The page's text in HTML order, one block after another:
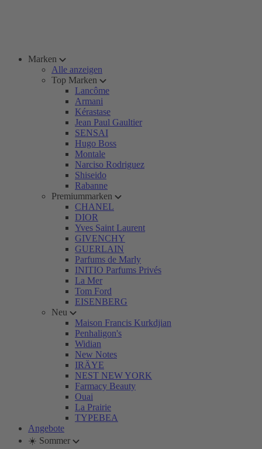
Marken
Alle anzeigen
Top Marken
Lancôme
Armani
Kérastase
Jean Paul Gaultier
SENSAI
Hugo Boss
Montale
Narciso Rodriguez
Shiseido
Rabanne
Premiummarken
CHANEL
DIOR
Yves Saint Laurent
GIVENCHY
GUERLAIN
Parfums de Marly
INITIO Parfums Privés
La Mer
Tom Ford
EISENBERG
Neu
Maison Francis Kurkdjian
Penhaligon's
Widian
New Notes
IRÄYE
NEST NEW YORK
Farmacy Beauty
Ouai
La Prairie
TYPEBEA
Angebote
☀️ Sommer